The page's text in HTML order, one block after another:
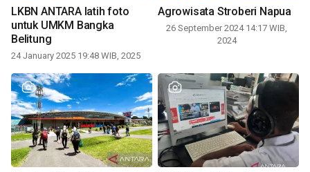
LKBN ANTARA latih foto
untuk UMKM Bangka
Belitung
24 January 2025 19:48 WIB, 2025
Agrowisata Stroberi Napua
26 September 2024 14:17 WIB,
2024